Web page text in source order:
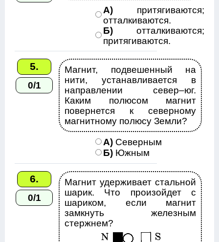
А) притягиваются;
отталкиваются.
Б) отталкиваются;
притягиваются.
5.
0/1
Магнит, подвешенный на
нити, устанавливается в
направлении север–юг.
Каким полюсом магнит
повернется к северному
магнитному полюсу Земли?
А) Северным
Б) Южным
6.
0/1
Магнит удерживает стальной
шарик. Что произойдет с
шариком, если магнит
замкнуть железным
стержнем?